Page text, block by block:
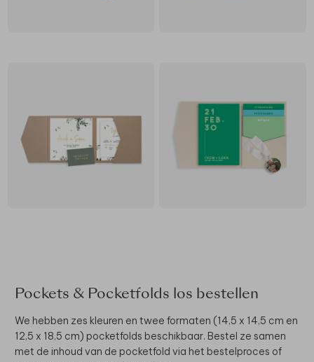
Pockets & Pocketfolds los bestellen
We hebben zes kleuren en twee formaten (14,5 x 14,5 cm en
12,5 x 18,5 cm) pocketfolds beschikbaar. Bestel ze samen
met de inhoud van de pocketfold via het bestelproces of